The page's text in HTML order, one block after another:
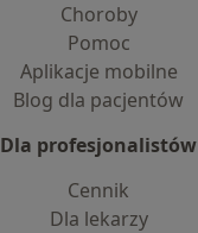
Choroby
Pomoc
Aplikacje mobilne
Blog dla pacjentów
Dla profesjonalistów
Cennik
Dla lekarzy